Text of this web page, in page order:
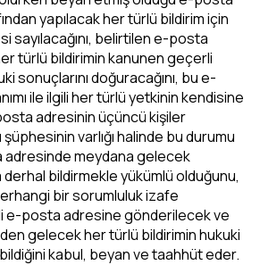
yapılacak her türlü bildirim için
sayılacağını, belirtilen e-posta
türlü bildirimin kanunen geçerli
sonuçlarını doğuracağını, bu e-
ile ilgili her türlü yetkinin kendisine
adresinin üçüncü kişiler
şüphesinin varlığı halinde bu durumu
meydana gelecek
derhal bildirmekle yükümlü olduğunu,
bir sorumluluk izafe
e-posta adresine gönderilecek ve
gelecek her türlü bildirimin hukuki
kabul, beyan ve taahhüt eder.